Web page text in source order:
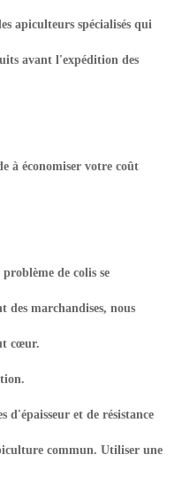
apiculteurs spécialisés qui
avant l'expédition des
à économiser votre coût
de colis se
des marchandises, nous
cœur.
d'épaisseur et de résistance
commun. Utiliser une